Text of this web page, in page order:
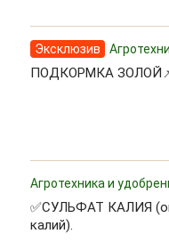
Эксклюзив
ПОДКОРМКА
Агротехника и
✅СУЛЬФАТ КАЛИЯ
калий).